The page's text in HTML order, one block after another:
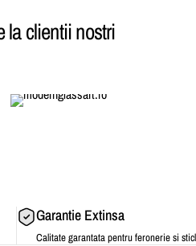
la clientii nostri
Garantie Extinsa
Calitate garantata pentru feronerie si